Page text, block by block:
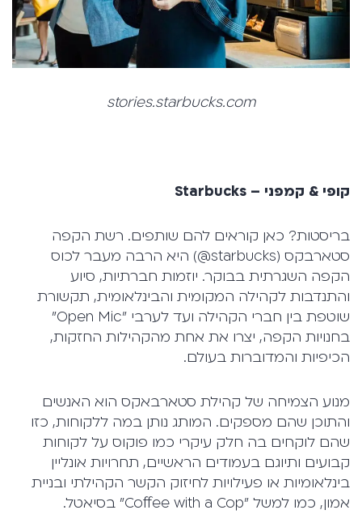
stories.starbucks.com
קופי & קמפני – Starbucks
בריסטות? כאן קוראים להם שותפים. רשת הקפה
סטארבקס (starbucks@) היא הרבה מעבר לכוס
הקפה השגרתית בבוקר. יוזמות חברתיות, סיוע
והתנדבות לקהילה המקומית והבינלאומית, תקשורת
שוטפת בין חברי הקהילה ועד לערבי "Open Mic"
בחנויות הקפה, יצרו את אחת מהקהילות החזקות,
הכיפיות והמדוברות בעולם.
מנוע הצמיחה של קהילת סטארבאקס הוא האנשים
והתוכן שהם מספקים. המותג נותן במה ללקוחות, כזו
שהם לוקחים בה חלק עיקרי כמו פוקוס על לקוחות
קבועים ותיוגם בעמודים הראשיים, תחרויות אונליין
בינלאומיות או פעילויות לחיזוק הקשר הקהילתי ובניית
אמון, כמו למשל "Coffee with a Cop" בסיאטל.